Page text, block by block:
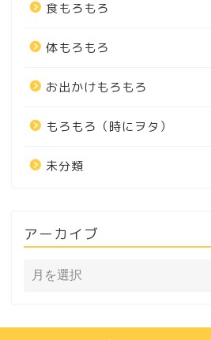
食もろもろ
体もろもろ
お出かけもろもろ
もろもろ（時にヲタ）
未分類
アーカイブ